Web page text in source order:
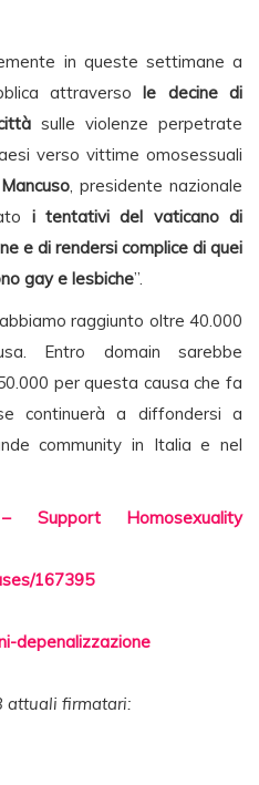
in queste settimane a
attraversole decine di
sulle violenze perpetrate
verso vittime omosessuali
, presidente nazionale
i tentativi del vaticano di
e di rendersi complice di quei
gay e lesbiche”.
raggiunto oltre 40.000
Entro domain sarebbe
per questa causa che fa
continuerà a diffondersi a
community in Italia e nel
Homosexuality
167395
depenalizzazione
attuali firmatari: